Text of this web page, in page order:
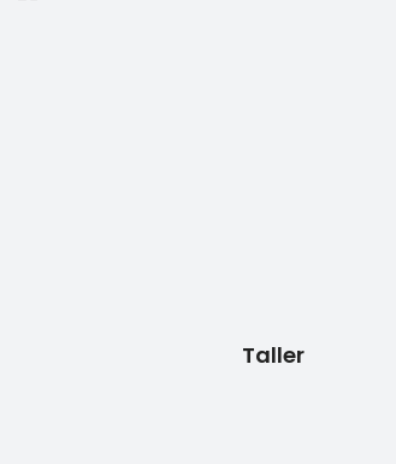
Taller